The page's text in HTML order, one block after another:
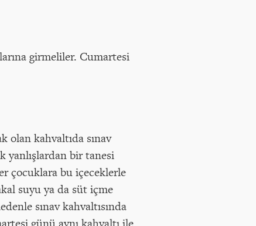
girmeliler. Cumartesi
olan kahvaltıda sınav
yanlışlardan bir tanesi
çocuklara bu içeceklerle
suyu ya da süt içme
sınav kahvaltısında